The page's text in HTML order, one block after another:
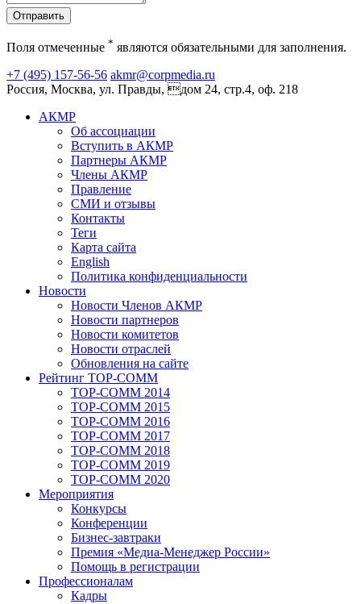
Отправить
Поля отмеченные * являются обязательными для заполнения.
+7 (495) 157-56-56 akmr@corpmedia.ru
Россия, Москва, ул. Правды, дом 24, стр.4, оф. 218
АКМР
Об ассоциации
Вступить в АКМР
Партнеры АКМР
Члены АКМР
Правление
СМИ и отзывы
Контакты
Теги
Карта сайта
English
Политика конфиденциальности
Новости
Новости Членов АКМР
Новости партнеров
Новости комитетов
Новости отраслей
Обновления на сайте
Рейтинг TOP-COMM
TOP-COMM 2014
TOP-COMM 2015
TOP-COMM 2016
TOP-COMM 2017
TOP-COMM 2018
TOP-COMM 2019
TOP-COMM 2020
Мероприятия
Конкурсы
Конференции
Бизнес-завтраки
Премия «Медиа-Менеджер России»
Помощь в регистрации
Профессионалам
Кадры